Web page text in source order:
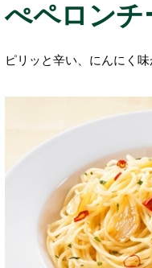
ぺペロンチ
ピリッと辛い、にんにく味